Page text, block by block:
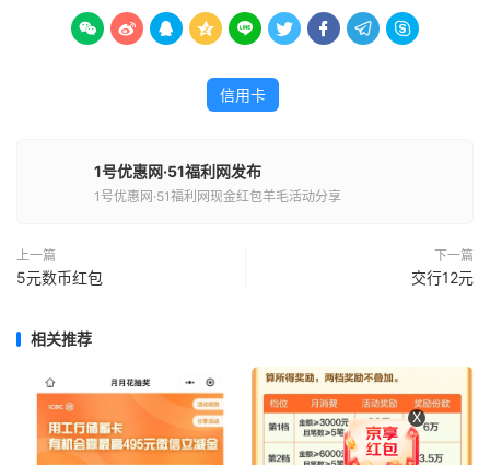
        
信用卡
1号优惠网·51福利网发布
1号优惠网·51福利网现金红包羊毛活动分享
上一篇
5元数币红包
下一篇
交行12元
相关推荐
X